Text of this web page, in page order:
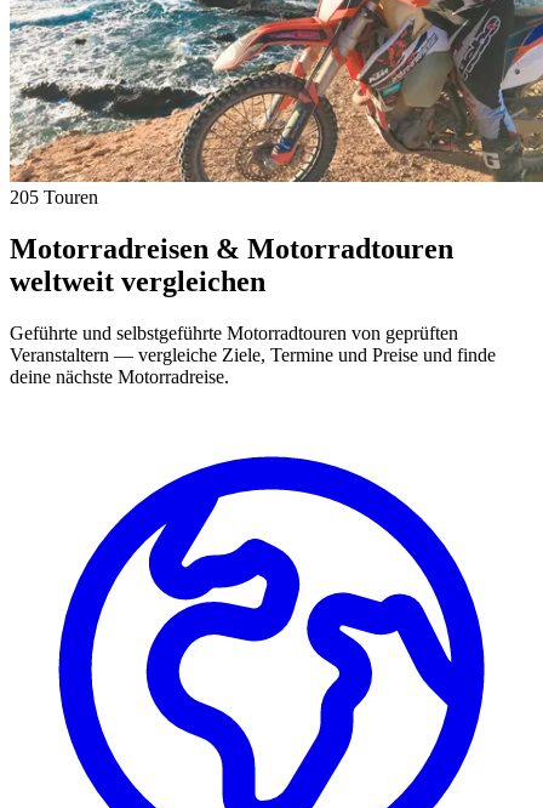
205 Touren
Motorradreisen & Motorradtouren
weltweit vergleichen
Geführte und selbstgeführte Motorradtouren von geprüften
Veranstaltern — vergleiche Ziele, Termine und Preise und finde
deine nächste Motorradreise.